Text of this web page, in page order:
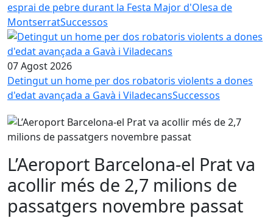
esprai de pebre durant la Festa Major d'Olesa de
MontserratSuccessos
07 Agost 2026
Detingut un home per dos robatoris violents a dones
d'edat avançada a Gavà i ViladecansSuccessos
L’Aeroport Barcelona-el Prat va
acollir més de 2,7 milions de
passatgers novembre passat